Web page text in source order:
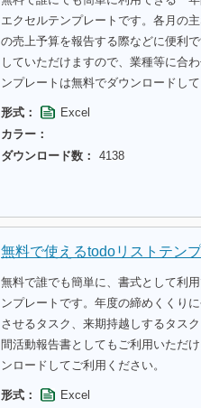
エクセルテンプレートです。各月の
の売上予算を報告する際などに便利
していただけますので、業種等に合
ンプレートは無料でダウンロードし
形式：
Excel
カラー：
ダウンロード数：
4138
無料で使えるtodoリストテン
無料で誰でも簡単に、書式として利
ンプレートです。年度の締めくくり
させるタスク、来期持越しするタス
間活動報告書としてもご利用いただ
ンロードしてご利用ください。
形式：
Excel